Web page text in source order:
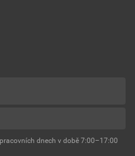
dnech v době 7:00–17:00